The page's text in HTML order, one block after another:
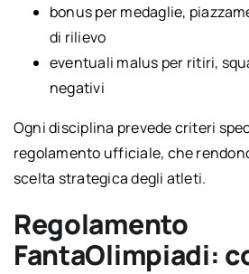
bonus per medaglie,
di rilievo
eventuali malus per ritiri,
negativi
Ogni disciplina prevede criteri
regolamento ufficiale, che
scelta strategica degli atleti.
Regolamento
FantaOlimpiadi: